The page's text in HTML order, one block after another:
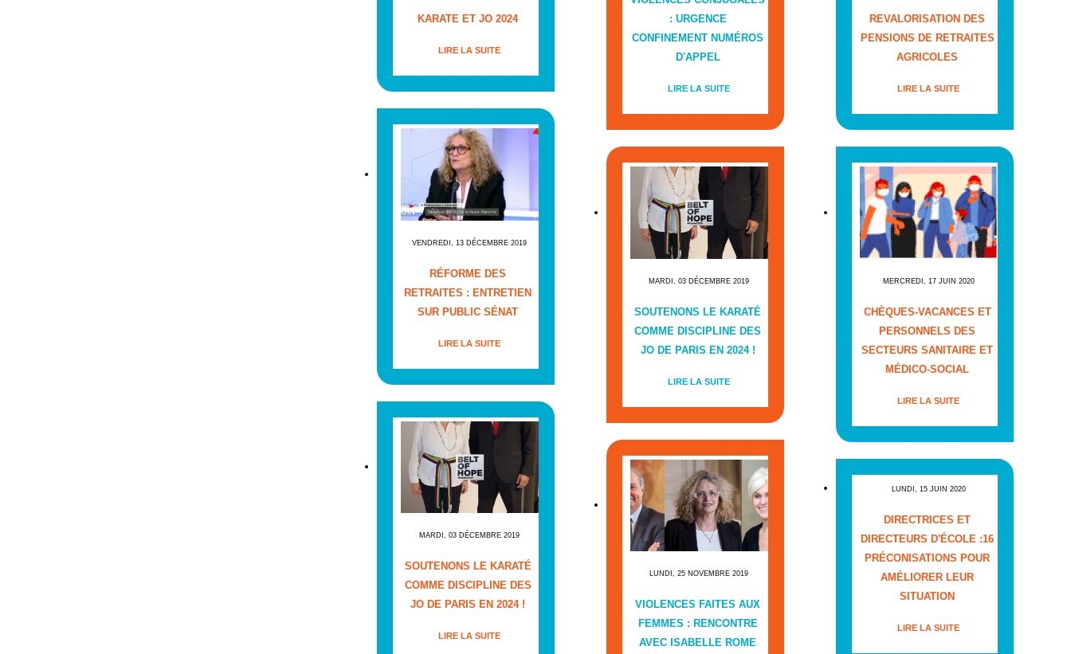
KARATE ET JO 2024
LIRE LA SUITE
VENDREDI, 13 DÉCEMBRE 2019
RÉFORME DES
RETRAITES : ENTRETIEN
SUR PUBLIC SÉNAT
LIRE LA SUITE
MARDI, 03 DÉCEMBRE 2019
SOUTENONS LE KARATÉ
COMME DISCIPLINE DES
JO DE PARIS EN 2024 !
LIRE LA SUITE
: URGENCE
CONFINEMENT NUMÉROS
D'APPEL
LIRE LA SUITE
MARDI, 03 DÉCEMBRE 2019
SOUTENONS LE KARATÉ
COMME DISCIPLINE DES
JO DE PARIS EN 2024 !
LIRE LA SUITE
LUNDI, 25 NOVEMBRE 2019
VIOLENCES FAITES AUX
FEMMES : RENCONTRE
AVEC ISABELLE ROME
REVALORISATION DES
PENSIONS DE RETRAITES
AGRICOLES
LIRE LA SUITE
MERCREDI, 17 JUIN 2020
CHÈQUES-VACANCES ET
PERSONNELS DES
SECTEURS SANITAIRE ET
MÉDICO-SOCIAL
LIRE LA SUITE
LUNDI, 15 JUIN 2020
DIRECTRICES ET
DIRECTEURS D'ÉCOLE :16
PRÉCONISATIONS POUR
AMÉLIORER LEUR
SITUATION
LIRE LA SUITE